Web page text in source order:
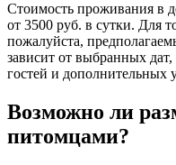
Стоимость проживания в
от 3500 руб. в сутки. Для
пожалуйста,
зависит от выбранных дат,
гостей и дополнительных
Возможно ли
питомцами?